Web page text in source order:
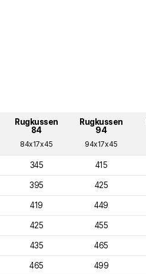
Rugkussen
84
Rugkussen
94
84x17x45 94x17x45
345 415
395 425
419 449
425 455
435 465
465 499